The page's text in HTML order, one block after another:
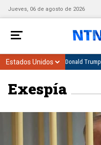
Jueves, 06 de agosto de 2026
Donald Trump
Exespía